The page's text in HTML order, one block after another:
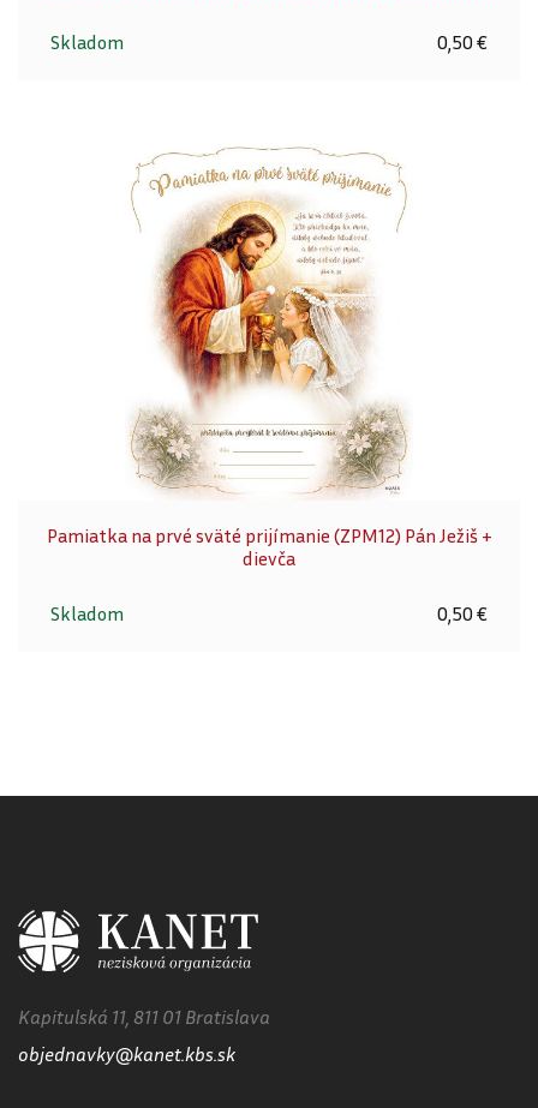
Skladom 0,50 €
Pamiatka na prvé sväté prijímanie (ZPM12) Pán Ježiš +
dievča
Skladom 0,50 €
Kapitulská 11, 811 01 Bratislava
objednavky@kanet.kbs.sk